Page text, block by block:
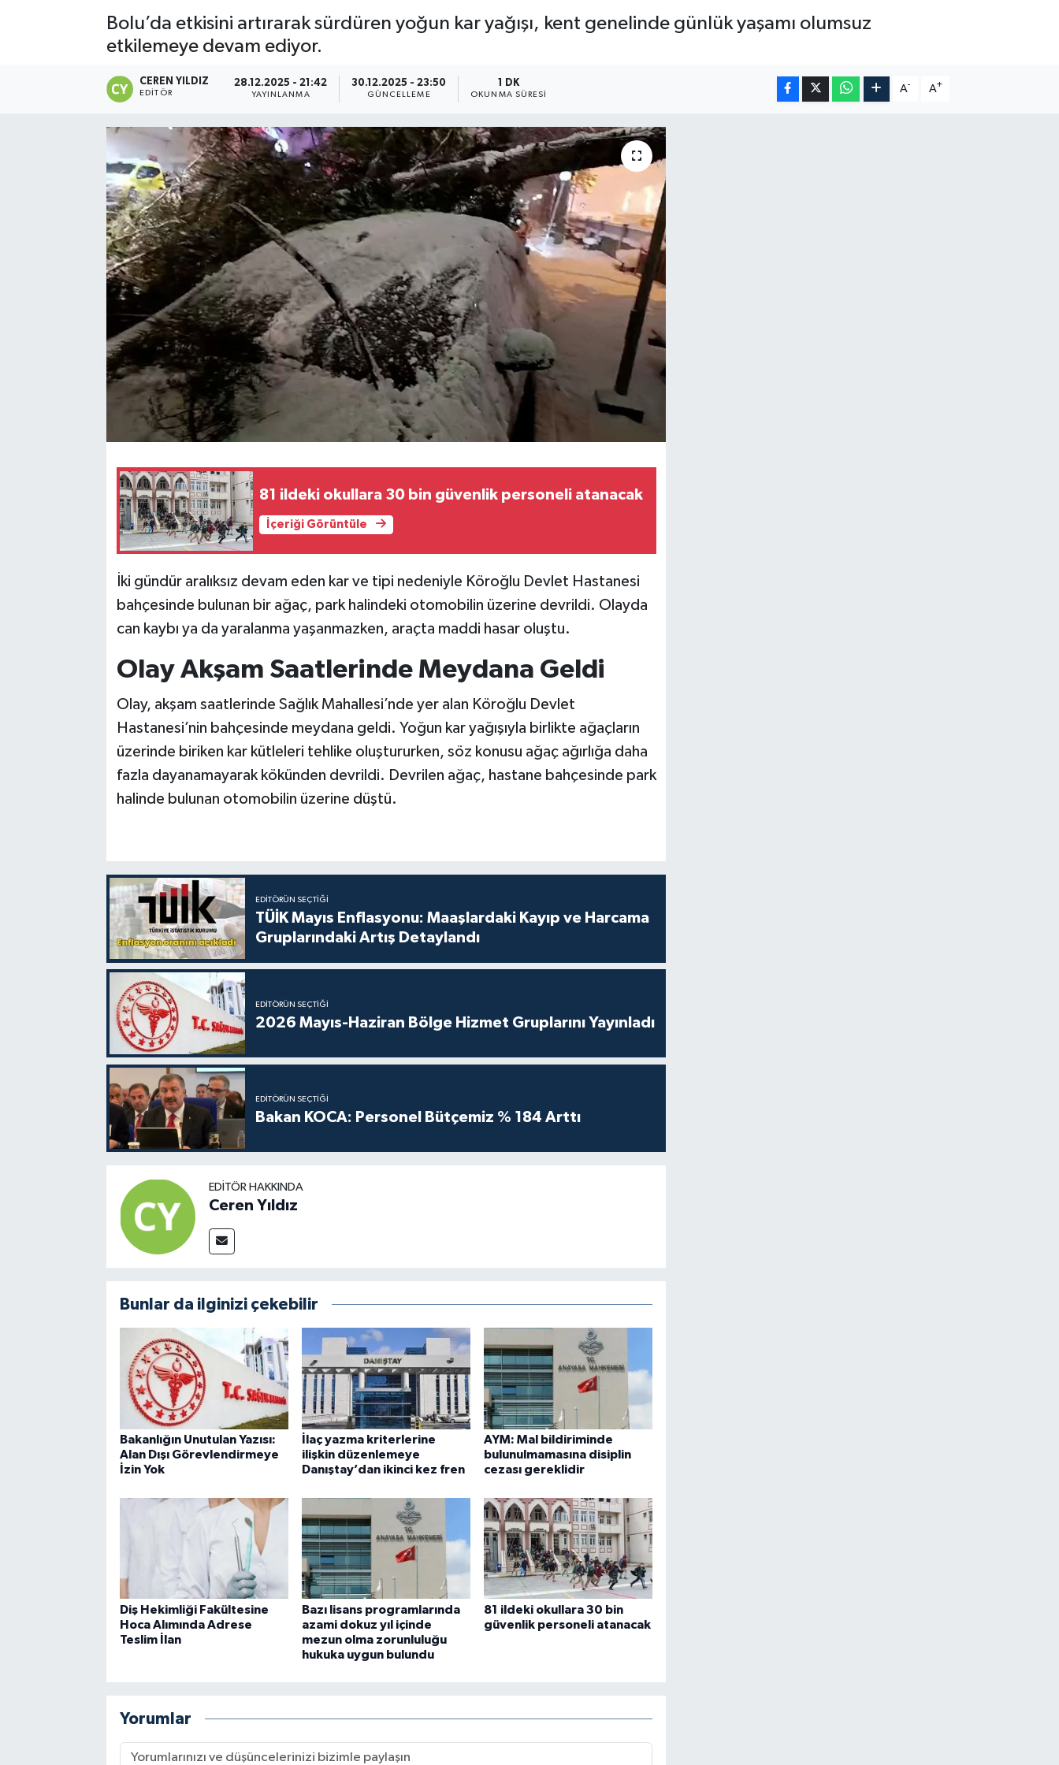
Bolu’da etkisini artırarak sürdüren yoğun kar yağışı, kent genelinde günlük yaşamı olumsuz
etkilemeye devam ediyor.
CEREN YILDIZ
EDITÖR
28.12.2025 - 21:42
YAYINLANMA
30.12.2025 - 23:50
GÜNCELLEME
1 DK
OKUNMA SÜRESI
A- A+
81 ildeki okullara 30 bin güvenlik personeli atanacak
İçeriği Görüntüle
İki gündür aralıksız devam eden kar ve tipi nedeniyle Köroğlu Devlet Hastanesi
bahçesinde bulunan bir ağaç, park halindeki otomobilin üzerine devrildi. Olayda
can kaybı ya da yaralanma yaşanmazken, araçta maddi hasar oluştu.
Olay Akşam Saatlerinde Meydana Geldi
Olay, akşam saatlerinde Sağlık Mahallesi’nde yer alan Köroğlu Devlet
Hastanesi’nin bahçesinde meydana geldi. Yoğun kar yağışıyla birlikte ağaçların
üzerinde biriken kar kütleleri tehlike oluştururken, söz konusu ağaç ağırlığa daha
fazla dayanamayarak kökünden devrildi. Devrilen ağaç, hastane bahçesinde park
halinde bulunan otomobilin üzerine düştü.
EDITÖRÜN SEÇTIĞI
TÜİK Mayıs Enflasyonu: Maaşlardaki Kayıp ve Harcama
Gruplarındaki Artış Detaylandı
EDITÖRÜN SEÇTIĞI
2026 Mayıs-Haziran Bölge Hizmet Gruplarını Yayınladı
EDITÖRÜN SEÇTIĞI
Bakan KOCA: Personel Bütçemiz % 184 Arttı
EDITÖR HAKKINDA
Ceren Yıldız
Bunlar da ilginizi çekebilir
Bakanlığın Unutulan Yazısı:
Alan Dışı Görevlendirmeye
İzin Yok
İlaç yazma kriterlerine
ilişkin düzenlemeye
Danıştay’dan ikinci kez fren
AYM: Mal bildiriminde
bulunulmamasına disiplin
cezası gereklidir
Diş Hekimliği Fakültesine
Hoca Alımında Adrese
Teslim İlan
Bazı lisans programlarında
azami dokuz yıl içinde
mezun olma zorunluluğu
hukuka uygun bulundu
81 ildeki okullara 30 bin
güvenlik personeli atanacak
Yorumlar